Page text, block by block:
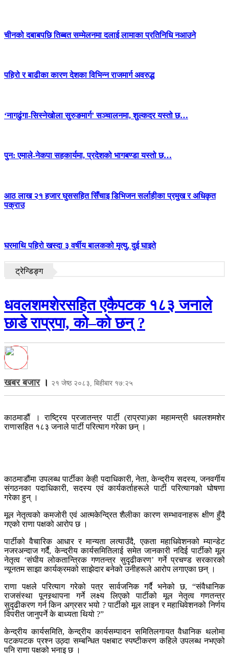
चीनको दबाबपछि तिब्बत सम्मेलनमा दलाई लामाका प्रतिनिधि नआउने
पहिरो र बाढीका कारण देशका विभिन्न राजमार्ग अवरुद्ध
‘नागढुंगा-सिस्नेखोला सुरुङमार्ग’ सञ्चालनमा, शुल्कदर यस्तो छ…
पुन: एमाले-नेकपा सहकार्यमा, प्रदेशको भागबण्डा यस्तो छ…
आठ लाख २१ हजार घुससहित सिँचाइ डिभिजन सर्लाहीका प्रमुख र अधिकृत
पक्राउ
घरमाथि पहिरो खस्दा ३ वर्षीय बालकको मृत्यु, दुई घाइते
ट्रेन्डिङ्ग
धवलशमशेरसहित एकैपटक १८३ जनाले
छाडे राप्रपा, को–को छन् ?
खबर बजार। २१ जेष्ठ २०८३, बिहीबार १७:२५
काठमाडौं । राष्ट्रिय प्रजातन्त्र पार्टी (राप्रपा)का महामन्त्री धवलशमशेर
राणासहित १८३ जनाले पार्टी परित्याग गरेका छन् ।
काठमाडौंमा उपलब्ध पार्टीका केही पदाधिकारी, नेता, केन्द्रीय सदस्य, जनवर्गीय
संगठनका पदाधिकारी, सदस्य एवं कार्यकर्ताहरूले पार्टी परित्यागको घोषणा
गरेका हुन् ।
मूल नेतृत्वको कमजोरी एवं आत्मकेन्द्रित शैलीका कारण सम्भावनाहरू क्षीण हुँदै
गएको राणा पक्षको आरोप छ ।
पार्टीको वैचारिक आधार र मान्यता लत्याउँदै, एकता महाधिवेशनको म्यान्डेट
नजरअन्दाज गर्दै, केन्द्रीय कार्यसमितिलाई समेत जानकारी नदिई पार्टीको मूल
नेतृत्व ‘संघीय लोकतान्त्रिक गणतन्त्र सुदृढीकरण’ गर्ने प्रचण्ड सरकारको
न्यूनतम साझा कार्यक्रमको साझेदार बनेको उनीहरूले आरोप लगाएका छन् ।
राणा पक्षले परित्याग गरेको पत्र सार्वजनिक गर्दै भनेको छ, “संवैधानिक
राजसंस्था पूनस्र्थापना गर्ने लक्ष्य लिएको पार्टीको मूल नेतृत्व गणतन्त्र
सुदृढीकरण गर्न किन अग्रसर भयो ? पार्टीको मूल लाइन र महाधिवेशनको निर्णय
विपरीत जानुपर्ने के बाध्यता थियो ?”
केन्द्रीय कार्यसमिति, केन्द्रीय कार्यसम्पादन समितिलगायत वैधानिक थलोमा
पटकपटक प्रश्न उठ्दा सम्बन्धित पक्षबाट स्पष्टीकरण कहिले उपलब्ध नभएको
पनि राणा पक्षको भनाइ छ ।